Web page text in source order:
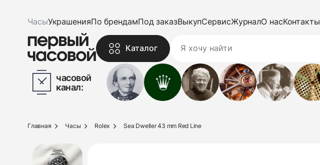
ЧасыУкрашенияПо брендамПод заказВыкупСервисЖурналО насКонтакты
Каталог
часовой
канал:
Главная Часы Rolex Sea Dweller 43 mm Red Line